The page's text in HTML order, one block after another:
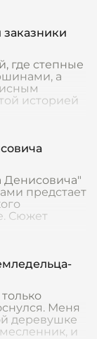
где степные
а
историей
Денисовича"
предстает
Сюжет
Меня
деревушке
и